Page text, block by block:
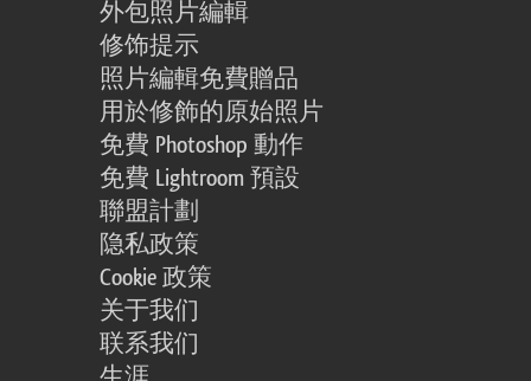
外包照片編輯
修饰提示
照片編輯免費贈品
用於修飾的原始照片
免費 Photoshop 動作
免費 Lightroom 預設
聯盟計劃
隐私政策
Cookie 政策
关于我们
联系我们